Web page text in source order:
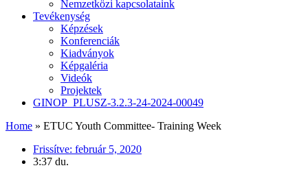
Nemzetközi kapcsolataink
Tevékenység
Képzések
Konferenciák
Kiadványok
Képgaléria
Videók
Projektek
GINOP_PLUSZ-3.2.3-24-2024-00049
Home » ETUC Youth Committee- Training Week
Frissítve: február 5, 2020
3:37 du.